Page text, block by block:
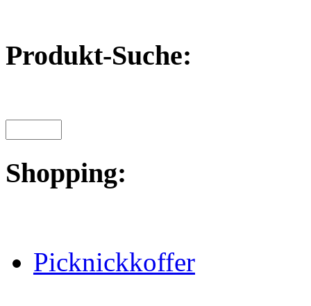
Produkt-Suche:
Shopping:
Picknickkoffer